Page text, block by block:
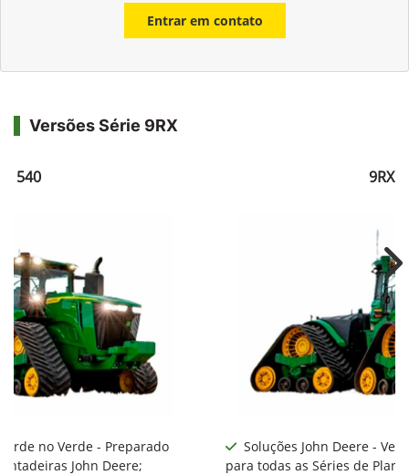
Entrar em contato
Versões Série 9RX
540
no Verde - Preparado
John Deere;
9RX
Soluções John Deere -
para todas as Séries de